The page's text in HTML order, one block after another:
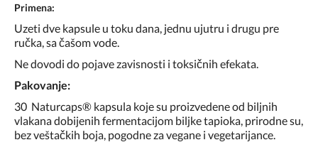
Primena:
Uzeti dve kapsule u toku dana, jednu ujutru i drugu pre
ručka, sa čašom vode.
Ne dovodi do pojave zavisnosti i toksičnih efekata.
Pakovanje:
30 Naturcaps® kapsula koje su proizvedene od biljnih
vlakana dobijenih fermentacijom biljke tapioka, prirodne su,
bez veštačkih boja, pogodne za vegane i vegetarijance.